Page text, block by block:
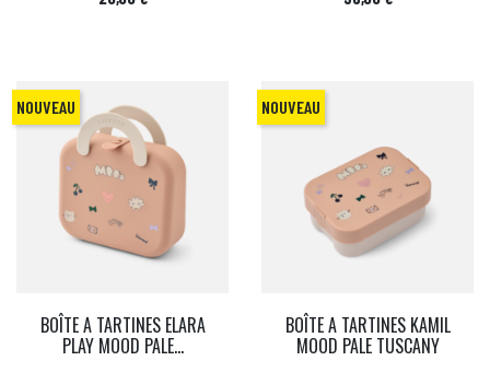
BOÎTE A TARTINES ELARA
PLAY MOOD PALE...
NOUVEAU
BOÎTE A TARTINES KAMIL
MOOD PALE TUSCANY
NOUVEAU